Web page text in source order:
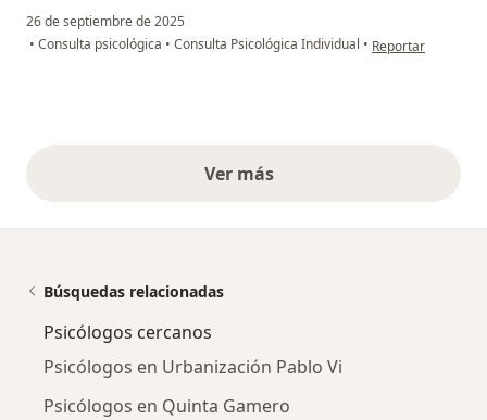
26 de septiembre de 2025
• Consulta psicológica • Consulta Psicológica Individual • en opinión del
Reportar
Ver másopiniones anteriores
Búsquedas relacionadas
Psicólogos cercanos
Psicólogos en Urbanización Pablo Vi
Psicólogos en Quinta Gamero